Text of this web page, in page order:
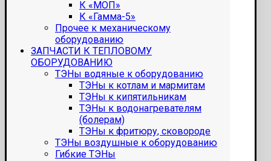
К «МОП»
К «Гамма-5»
Прочее к механическому
оборудованию
ЗАПЧАСТИ К ТЕПЛОВОМУ
ОБОРУДОВАНИЮ
ТЭНы водяные к оборудованию
ТЭНы к котлам и мармитам
ТЭНы к кипятильникам
ТЭНы к водонагревателям
(болерам)
ТЭНы к фритюру, сковороде
ТЭНы воздушные к оборудованию
Гибкие ТЭНы